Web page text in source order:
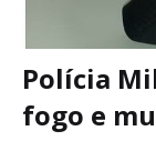
Polícia
fogo e